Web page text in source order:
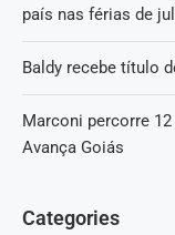
país nas férias de
Baldy recebe título
Marconi percorre
Avança Goiás
Categories